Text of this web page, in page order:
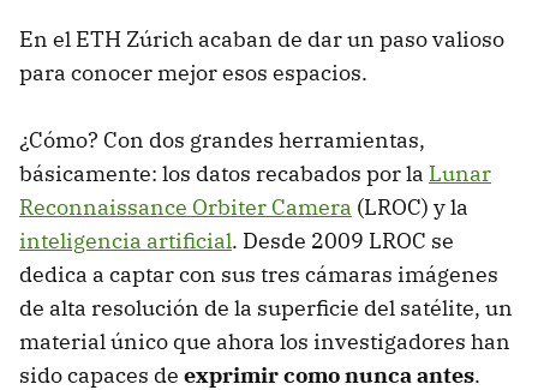
En el ETH Zúrich acaban de dar un paso valioso
para conocer mejor esos espacios.
¿Cómo? Con dos grandes herramientas,
básicamente: los datos recabados por la Lunar
Reconnaissance Orbiter Camera (LROC) y la
inteligencia artificial. Desde 2009 LROC se
dedica a captar con sus tres cámaras imágenes
de alta resolución de la superficie del satélite, un
material único que ahora los investigadores han
sido capaces de exprimir como nunca antes.